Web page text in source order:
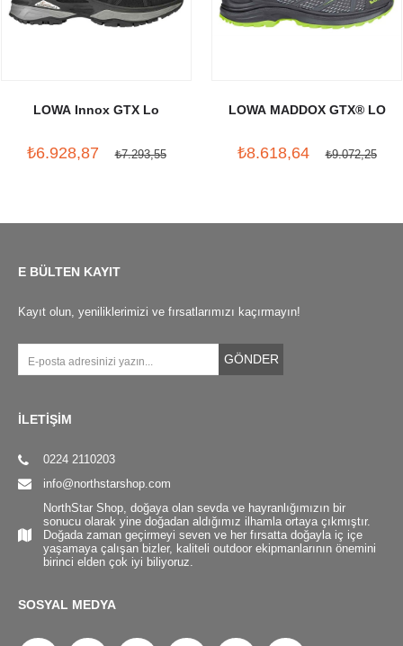
LOWA Innox GTX Lo
₺6.928,87 ₺7.293,55
LOWA MADDOX GTX® LO
₺8.618,64 ₺9.072,25
E BÜLTEN KAYIT
Kayıt olun, yeniliklerimizi ve fırsatlarımızı kaçırmayın!
GÖNDER
İLETİŞİM
0224 2110203
info@northstarshop.com
NorthStar Shop, doğaya olan sevda ve hayranlığımızın bir
sonucu olarak yine doğadan aldığımız ilhamla ortaya çıkmıştır.
Doğada zaman geçirmeyi seven ve her fırsatta doğayla iç içe
yaşamaya çalışan bizler, kaliteli outdoor ekipmanlarının önemini
birinci elden çok iyi biliyoruz.
SOSYAL MEDYA